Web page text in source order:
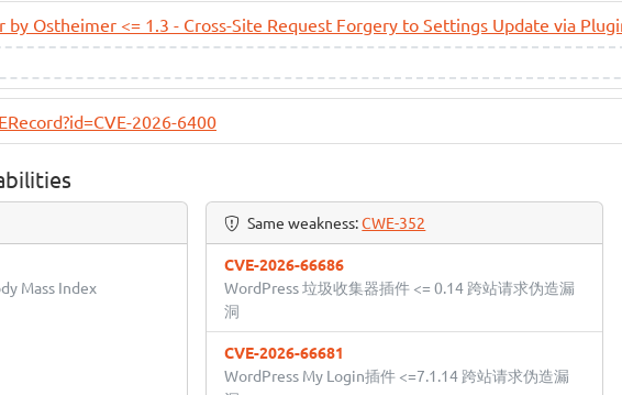
by Ostheimer <= 1.3 - Cross-Site Request Forgery to Settings Update via
2026-6400
Mass Index
Same weakness:CWE-352
CVE-2026-66686
WordPress 垃圾收集器插件 <= 0.14 跨站请求伪造漏
洞
CVE-2026-66681
WordPress My Login插件 <=7.1.14 跨站请求伪造漏